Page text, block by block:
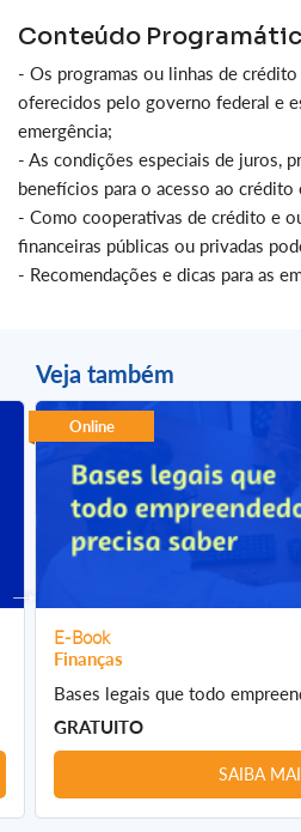
Conteúdo
- Os programas ou linhas de
oferecidos pelo governo federal e
emergência;
- As condições especiais de juros,
benefícios para o acesso ao crédito
- Como cooperativas de crédito e
financeiras públicas ou privadas
- Recomendações e dicas para as
Veja também
Online
E-Book
Finanças
Bases legais que todo
GRATUITO
SAIBA